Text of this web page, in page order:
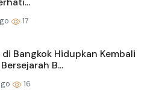
17
Bangkok Hidupkan Kembali
B...
16